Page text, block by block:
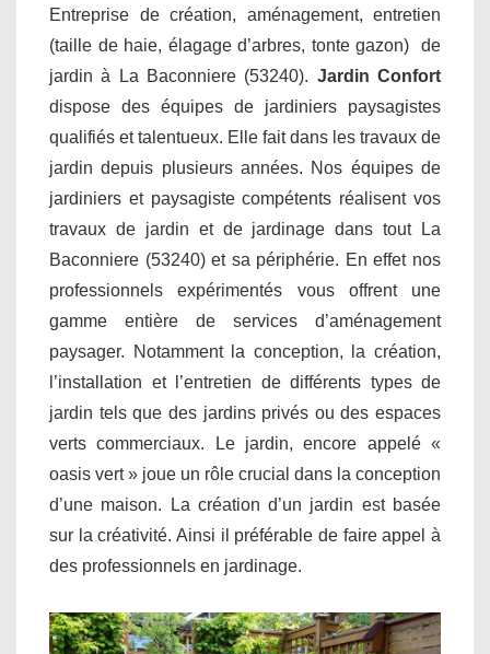
Entreprise de création, aménagement, entretien
(taille de haie, élagage d’arbres, tonte gazon) de
jardin à La Baconniere (53240). Jardin Confort
dispose des équipes de jardiniers paysagistes
qualifiés et talentueux. Elle fait dans les travaux de
jardin depuis plusieurs années. Nos équipes de
jardiniers et paysagiste compétents réalisent vos
travaux de jardin et de jardinage dans tout La
Baconniere (53240) et sa périphérie. En effet nos
professionnels expérimentés vous offrent une
gamme entière de services d’aménagement
paysager. Notamment la conception, la création,
l’installation et l’entretien de différents types de
jardin tels que des jardins privés ou des espaces
verts commerciaux. Le jardin, encore appelé «
oasis vert » joue un rôle crucial dans la conception
d’une maison. La création d’un jardin est basée
sur la créativité. Ainsi il préférable de faire appel à
des professionnels en jardinage.